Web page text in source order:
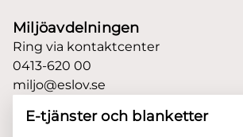
Miljöavdelningen
Ring via kontaktcenter
0413-620 00
miljo@eslov.se
E-tjänster och blanketter